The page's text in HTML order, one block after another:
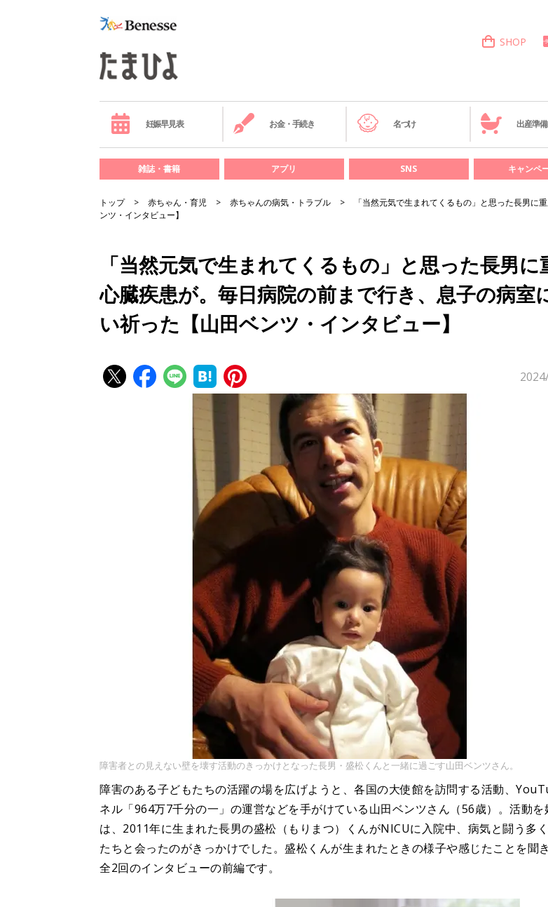
SHOP
妊娠早見表 お金・手続き 名づけ 出産準備
雑誌・書籍 アプリ SNS キャンペ
トップ 赤ちゃん・育児 赤ちゃんの病気・トラブル
「当然元気で生まれてくるもの」と思った長男
ンツ・インタビュー】
「当然元気で生まれてくるもの」と思った長男に
心臓疾患が。毎日病院の前まで行き、息子の病室
い祈った【山田ベンツ・インタビュー】
障害者との見えない壁を壊す活動のきっかけとなった長男・盛松くんと一緒に過ごす山田ベンツさん。
障害のある子どもたちの活躍の場を広げようと、各国の大使館を訪問する活動、
ネル「964万7千分の一」の運営などを手がけている山田ベンツさん（56歳）。活動を
は、2011年に生まれた長男の盛松（もりまつ）くんがNICUに入院中、病気と闘う多
たちと会ったのがきっかけでした。盛松くんが生まれたときの様子や感じたことを聞き
全2回のインタビューの前編です。